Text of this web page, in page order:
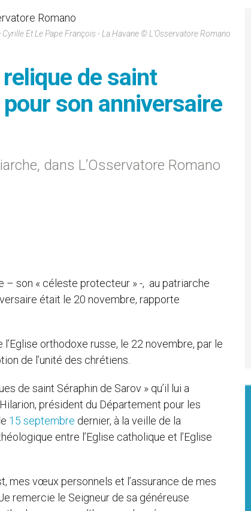
Cyrille Et Le Pape François - La Havane © L'Osservatore Romano
de saint
son anniversaire
dans L’Osservatore Romano
– son « céleste protecteur » -, au patriarche
était le 20 novembre, rapporte
orthodoxe russe, le 22 novembre, par le
de l’unité des chrétiens.
de saint Séraphin de Sarov » qu’il lui a
président du Département pour les
15 septembre dernier, à la veille de la
entre l’Eglise catholique et l’Eglise
mes vœux personnels et l’assurance de mes
remercie le Seigneur de sa généreuse